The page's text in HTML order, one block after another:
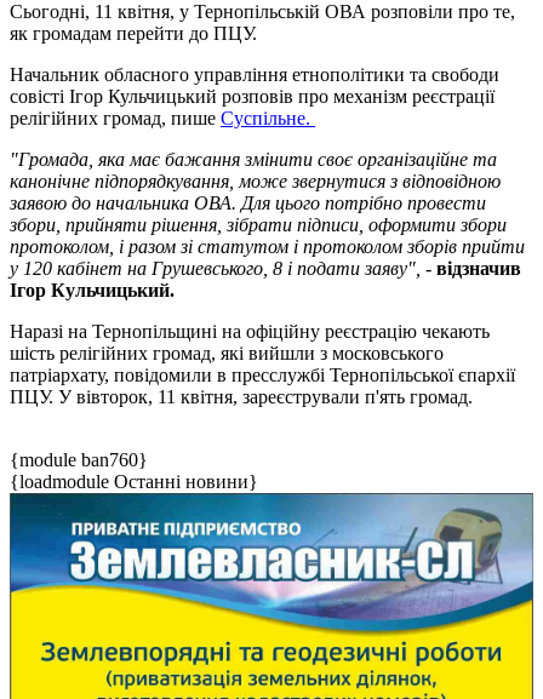
Сьогодні, 11 квітня, у Тернопільській ОВА розповіли про те,
як громадам перейти до ПЦУ.
Начальник обласного управління етнополітики та свободи
совісті Ігор Кульчицький розповів про механізм реєстрації
релігійних громад, пише Суспільне.
"Громада, яка має бажання змінити своє організаційне та
канонічне підпорядкування, може звернутися з відповідною
заявою до начальника ОВА. Для цього потрібно провести
збори, прийняти рішення, зібрати підписи, оформити збори
протоколом, і разом зі статутом і протоколом зборів прийти
у 120 кабінет на Грушевського, 8 і подати заяву", - відзначив
Ігор Кульчицький.
Наразі на Тернопільщині на офіційну реєстрацію чекають
шість релігійних громад, які вийшли з московського
патріархату, повідомили в пресслужбі Тернопільської єпархії
ПЦУ. У вівторок, 11 квітня, зареєстрували п'ять громад.
{module ban760}
{loadmodule Останні новини}